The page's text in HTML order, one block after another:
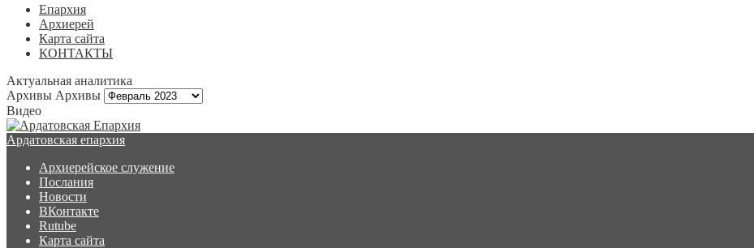
Епархия
Архиерей
Карта сайта
КОНТАКТЫ
Актуальная аналитика
Архивы Архивы
Видео
Ардатовская епархия
Архиерейское служение
Послания
Новости
ВКонтакте
Rutube
Карта сайта